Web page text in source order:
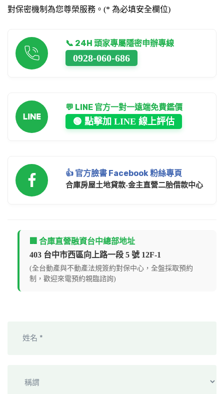
對保密機制為您尊榮服務。(* 為必填安全欄位)
📞 24H 頭家專屬隱密申辦專線
0928-060-686
💬 LINE 官方一對一遠端免費鑑價
🟢 點擊加 LINE 線上評估
👍 官方臉書 Facebook 粉絲專頁
合庫房屋土地貸款-金主直營二胎借款中心
🏢 合庫直營融資台中總部地址
403 台中市西區向上路一段 5 號 12F-1
(全台動產與不動產法規簽約對保中心，全盤採取預約
制，歡迎來電預約親臨諮詢)